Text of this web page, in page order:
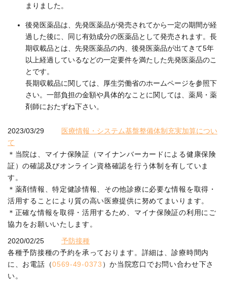
まりました。
後発医薬品は、先発医薬品が発売されてから一定の期間が経
過した後に、同じ有効成分の医薬品として発売されます。長
期収載品とは、先発医薬品の内、後発医薬品が出てきて5年
以上経過しているなどの一定要件を満たした先発医薬品のこ
とです。
長期収載品に関しては、厚生労働省のホームページを参照下
さい。一部負担の金額や具体的なことに関しては、薬局・薬
剤師におたずね下さい。
2023/03/29
医療情報・システム基盤整備体制充実加算につい
て
＊当院は、マイナ保険証（マイナンバーカードによる健康保険
証）の確認及びオンライン資格確認を行う体制を有していま
す。
＊薬剤情報、特定健診情報、その他診療に必要な情報を取得・
活用することにより質の高い医療提供に努めてまいります。
＊正確な情報を取得・活用するため、マイナ保険証の利用にご
協力をお願いいたします。
2020/02/25
予防接種
各種予防接種の予約を承っております。詳細は、診療時間内
に、お電話（0569-49-0373 ）か当院窓口でお問い合わせ下さ
い。